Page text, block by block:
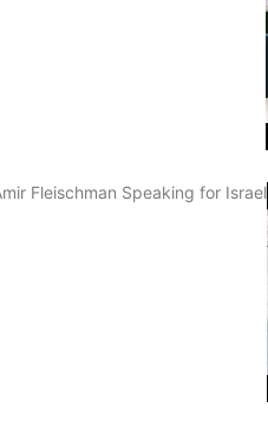
Fleischman Speaking for Israel